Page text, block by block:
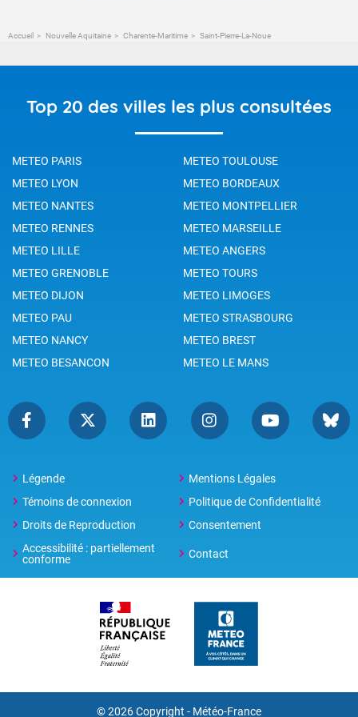
Accueil Nouvelle Aquitaine Charente-Maritime Saint-Pierre-La-Noue
Top 20 des villes les plus consultées
METEO PARIS
METEO TOULOUSE
METEO LYON
METEO BORDEAUX
METEO NANTES
METEO MONTPELLIER
METEO RENNES
METEO MARSEILLE
METEO LILLE
METEO ANGERS
METEO GRENOBLE
METEO TOURS
METEO DIJON
METEO LIMOGES
METEO PAU
METEO STRASBOURG
METEO NANCY
METEO BREST
METEO BESANCON
METEO LE MANS
Légende
Mentions Légales
Témoins de connexion
Politique de Confidentialité
Droits de Reproduction
Consentement
Accessibilité : partiellement
conforme
Contact
© 2026 Copyright - Météo-France